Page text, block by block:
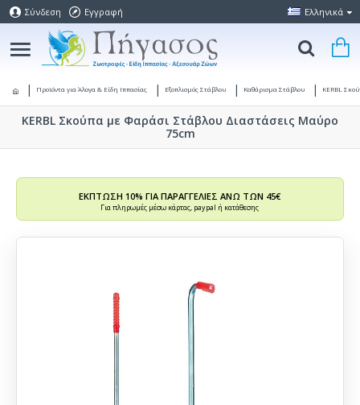
Σύνδεση Εγγραφή Ελληνικά
Προϊόντα για Άλογα & Είδη Ιππασίας Εξοπλισμός Στάβλου Καθάρισμα Στάβλου KERBL
KERBL Σκούπα με Φαράσι Στάβλου Διαστάσεις Μαύρο
75cm
ΕΚΠΤΩΣΗ 10% ΓΙΑ ΠΑΡΑΓΓΕΛΙΕΣ ΑΝΩ ΤΩΝ 45€
Για πληρωμές μέσω κάρτας, paypal ή κατάθεσης